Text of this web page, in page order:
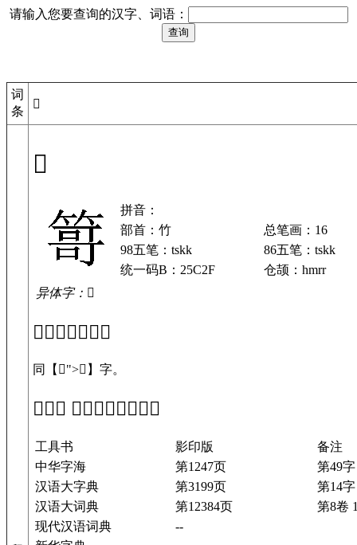
请输入您要查询的汉字、词语：
词
条
𥰯
𥰯
拼音：
部首：竹
总笔画：16
98五笔：tskk
86五笔：tskk
统一码B：25C2F
仓颉：hmrr
异体字：𥰮
「𥰯」基本解释
同【𥰮">𥰮 】字。
「𥰯」 在工具书中的解释
工具书 影印版
备注
中华字海
第1247页
第49字
汉语大字典
第3199页
第14
汉语大词典
第12384页
第8卷
现代汉语词典
--